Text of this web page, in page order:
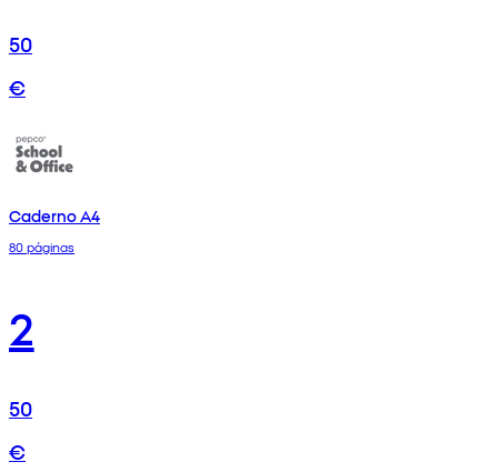
50
€
Caderno A4
80 páginas
2
50
€